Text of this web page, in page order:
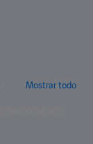
Mostrar todo